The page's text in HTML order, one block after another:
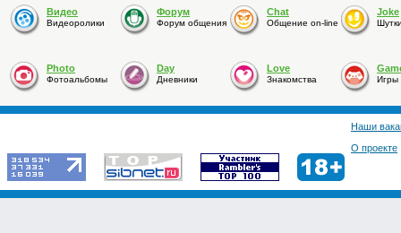
Видео
Видеоролики
Форум
Форум общения
Chat
Общение on-line
Joke
Photo
Фотоальбомы
Day
Дневники
Love
Знакомства Игры
Наши
О проекте